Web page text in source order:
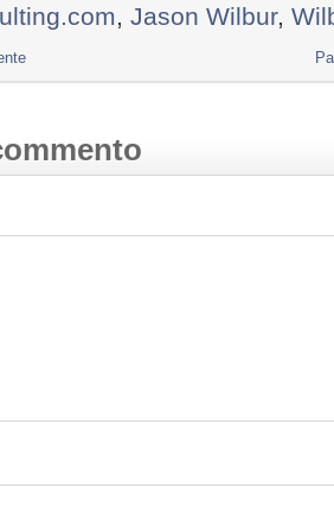
Jason Wilbur,